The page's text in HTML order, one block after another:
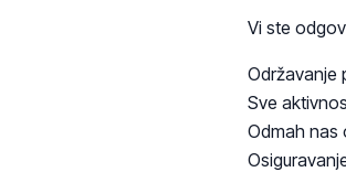
Vi ste
Održavanje
Sve
Odmah nas